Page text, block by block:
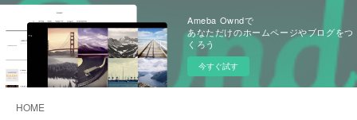
Ameba Owndで
あなただけのホームページやブログをつ
くろう
今すぐ試す
HOME